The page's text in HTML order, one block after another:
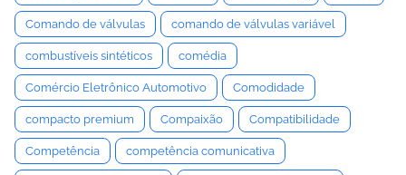
Comando de válvulas comando de válvulas variável
combustíveis sintéticos comédia
Comércio Eletrônico Automotivo Comodidade
compacto premium Compaixão Compatibilidade
Competência competência comunicativa